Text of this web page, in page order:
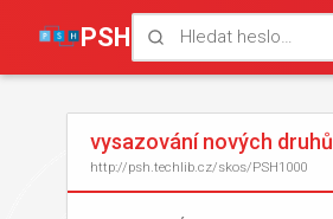
PSH
vysazování nových druhů
http://psh.techlib.cz/skos/PSH1000